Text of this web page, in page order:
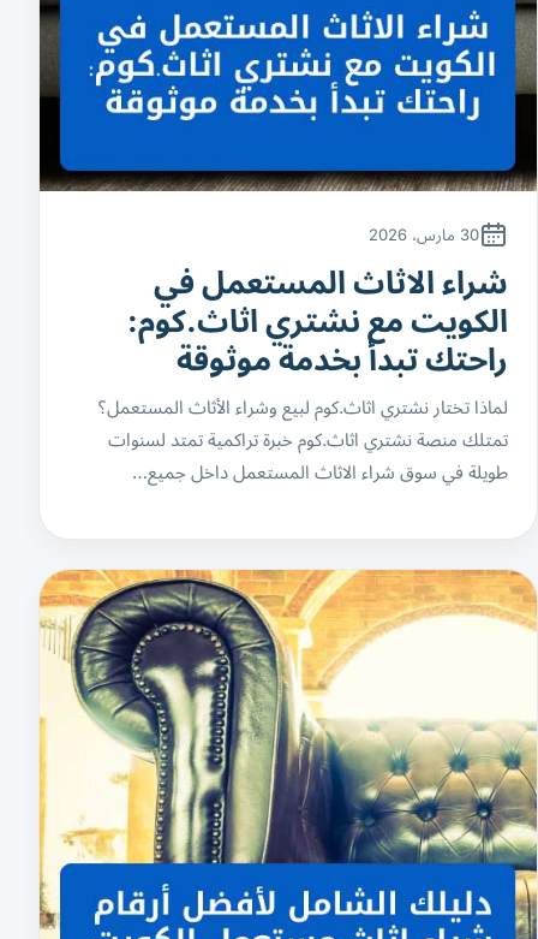
30 مارس، 2026
شراء الاثاث المستعمل في
الكويت مع نشتري اثاث.كوم:
راحتك تبدأ بخدمة موثوقة
لماذا تختار نشتري اثاث.كوم لبيع وشراء الأثاث المستعمل؟
تمتلك منصة نشتري اثاث.كوم خبرة تراكمية تمتد لسنوات
طويلة في سوق شراء الاثاث المستعمل داخل جميع…